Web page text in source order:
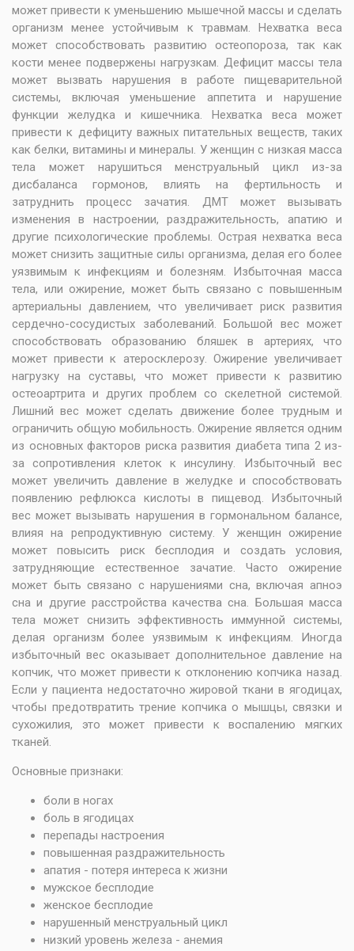
может привести к уменьшению мышечной массы и сделать
организм менее устойчивым к травмам. Нехватка веса
может способствовать развитию остеопороза, так как
кости менее подвержены нагрузкам. Дефицит массы тела
может вызвать нарушения в работе пищеварительной
системы, включая уменьшение аппетита и нарушение
функции желудка и кишечника. Нехватка веса может
привести к дефициту важных питательных веществ, таких
как белки, витамины и минералы. У женщин с низкая масса
тела может нарушиться менструальный цикл из-за
дисбаланса гормонов, влиять на фертильность и
затруднить процесс зачатия. ДМТ может вызывать
изменения в настроении, раздражительность, апатию и
другие психологические проблемы. Острая нехватка веса
может снизить защитные силы организма, делая его более
уязвимым к инфекциям и болезням. Избыточная масса
тела, или ожирение, может быть связано с повышенным
артериальны давлением, что увеличивает риск развития
сердечно-сосудистых заболеваний. Большой вес может
способствовать образованию бляшек в артериях, что
может привести к атеросклерозу. Ожирение увеличивает
нагрузку на суставы, что может привести к развитию
остеоартрита и других проблем со скелетной системой.
Лишний вес может сделать движение более трудным и
ограничить общую мобильность. Ожирение является одним
из основных факторов риска развития диабета типа 2 из-
за сопротивления клеток к инсулину. Избыточный вес
может увеличить давление в желудке и способствовать
появлению рефлюкса кислоты в пищевод. Избыточный
вес может вызывать нарушения в гормональном балансе,
влияя на репродуктивную систему. У женщин ожирение
может повысить риск бесплодия и создать условия,
затрудняющие естественное зачатие. Часто ожирение
может быть связано с нарушениями сна, включая апноэ
сна и другие расстройства качества сна. Большая масса
тела может снизить эффективность иммунной системы,
делая организм более уязвимым к инфекциям. Иногда
избыточный вес оказывает дополнительное давление на
копчик, что может привести к отклонению копчика назад.
Если у пациента недостаточно жировой ткани в ягодицах,
чтобы предотвратить трение копчика о мышцы, связки и
сухожилия, это может привести к воспалению мягких
тканей.
Основные признаки:
боли в ногах
боль в ягодицах
перепады настроения
повышенная раздражительность
апатия - потеря интереса к жизни
мужское бесплодие
женское бесплодие
нарушенный менструальный цикл
низкий уровень железа - анемия